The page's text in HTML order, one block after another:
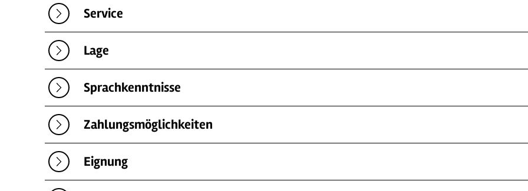
Service
Lage
Sprachkenntnisse
Zahlungsmöglichkeiten
Eignung